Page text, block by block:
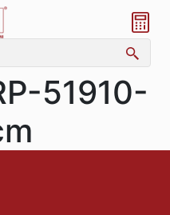
51910-